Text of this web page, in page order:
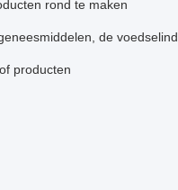
rond te maken
de
producten